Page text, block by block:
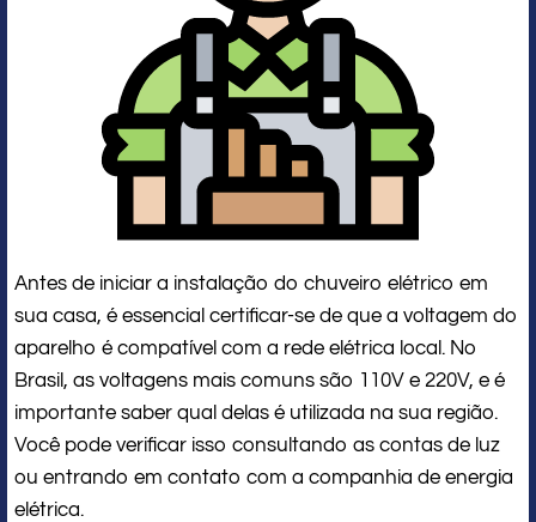
Antes de iniciar a instalação do chuveiro elétrico em
sua casa, é essencial certificar-se de que a voltagem do
aparelho é compatível com a rede elétrica local. No
Brasil, as voltagens mais comuns são 110V e 220V, e é
importante saber qual delas é utilizada na sua região.
Você pode verificar isso consultando as contas de luz
ou entrando em contato com a companhia de energia
elétrica.